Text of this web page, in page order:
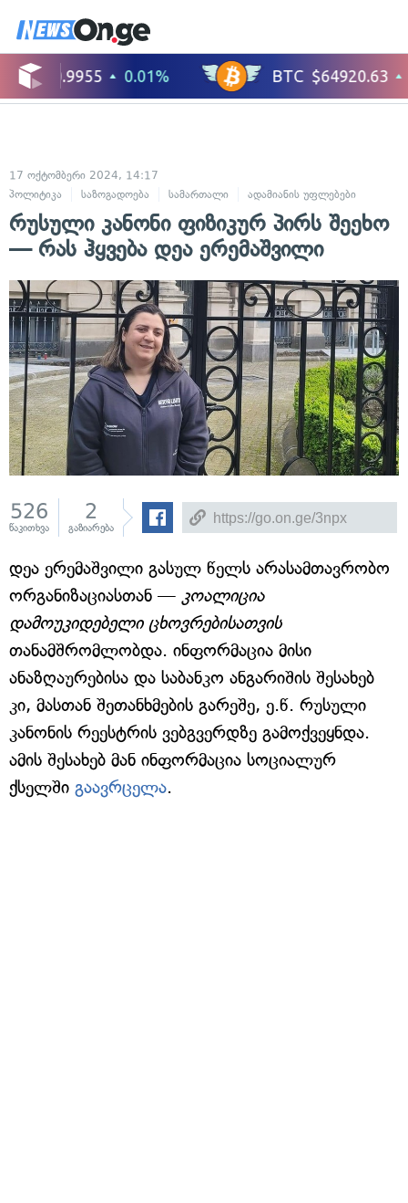
17 ოქტომბერი 2024, 14:17
პოლიტიკა
საზოგადოება სამართალი ადამიანის უფლებები
რუსული კანონი ფიზიკურ პირს შეეხო
— რას ჰყვება დეა ერემაშვილი
526
წაკითხვა
2
გაზიარება
დეა ერემაშვილი გასულ წელს არასამთავრობო
ორგანიზაციასთან — კოალიცია
დამოუკიდებელი ცხოვრებისათვის
თანამშრომლობდა. ინფორმაცია მისი
ანაზღაურებისა და საბანკო ანგარიშის შესახებ
კი, მასთან შეთანხმების გარეშე, ე.წ. რუსული
კანონის რეესტრის ვებგვერდზე გამოქვეყნდა.
ამის შესახებ მან ინფორმაცია სოციალურ
ქსელში გაავრცელა.